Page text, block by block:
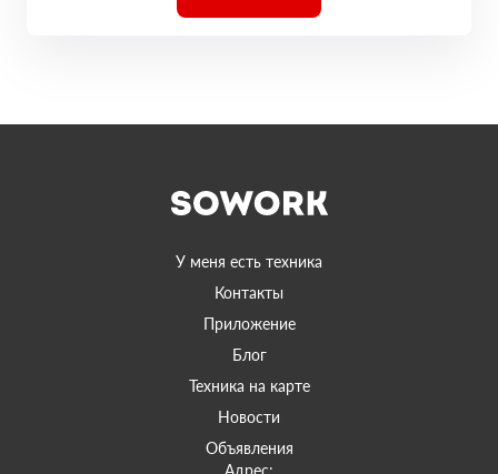
У меня есть техника
Контакты
Приложение
Блог
Техника на карте
Новости
Объявления
Адрес: